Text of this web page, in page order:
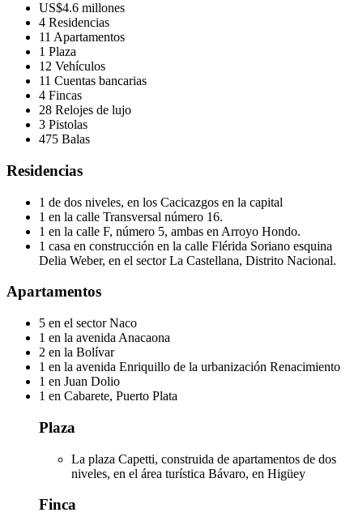
US$4.6 millones
4 Residencias
11 Apartamentos
1 Plaza
12 Vehículos
11 Cuentas bancarias
4 Fincas
28 Relojes de lujo
3 Pistolas
475 Balas
Residencias
1 de dos niveles, en los Cacicazgos en la capital
1 en la calle Transversal número 16.
1 en la calle F, número 5, ambas en Arroyo Hondo.
1 casa en construcción en la calle Flérida Soriano esquina
Delia Weber, en el sector La Castellana, Distrito Nacional.
Apartamentos
5 en el sector Naco
1 en la avenida Anacaona
2 en la Bolívar
1 en la avenida Enriquillo de la urbanización Renacimiento
1 en Juan Dolio
1 en Cabarete, Puerto Plata
Plaza
La plaza Capetti, construida de apartamentos de dos
niveles, en el área turística Bávaro, en Higüey
Finca